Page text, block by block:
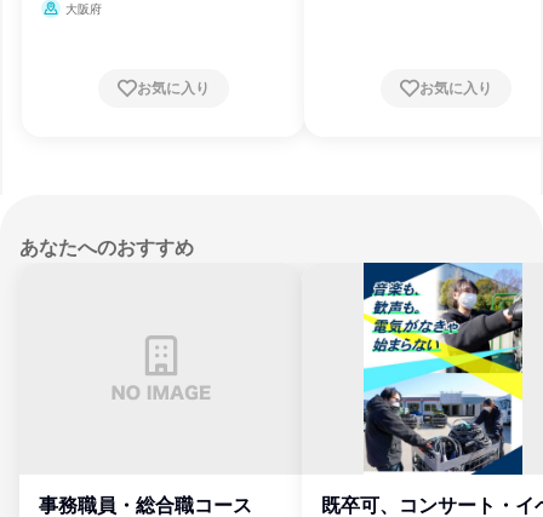
大阪府
お気に入り お気に入り
あなたへのおすすめ
事務職員・総合職コース
既卒可、コンサート・イ